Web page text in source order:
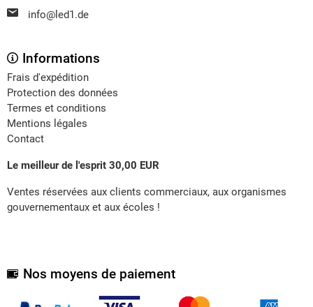
info@led1.de
Informations
Frais d'expédition
Protection des données
Termes et conditions
Mentions légales
Contact
Le meilleur de l'esprit 30,00 EUR
Ventes réservées aux clients commerciaux, aux organismes
gouvernementaux et aux écoles !
Nos moyens de paiement